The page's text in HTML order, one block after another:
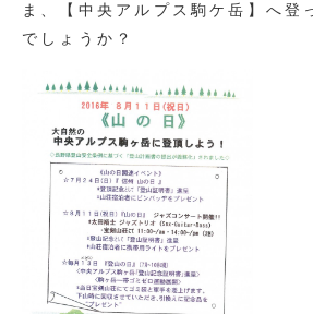
ま、【中央アルプス駒ケ岳】へ登
でしょうか？